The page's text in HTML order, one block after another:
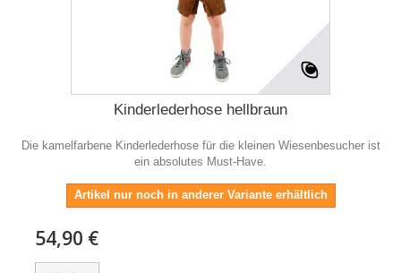
Kinderlederhose hellbraun
Die kamelfarbene Kinderlederhose für die kleinen Wiesenbesucher ist
ein absolutes Must-Have.
Artikel nur noch in anderer Variante erhältlich
54,90 €